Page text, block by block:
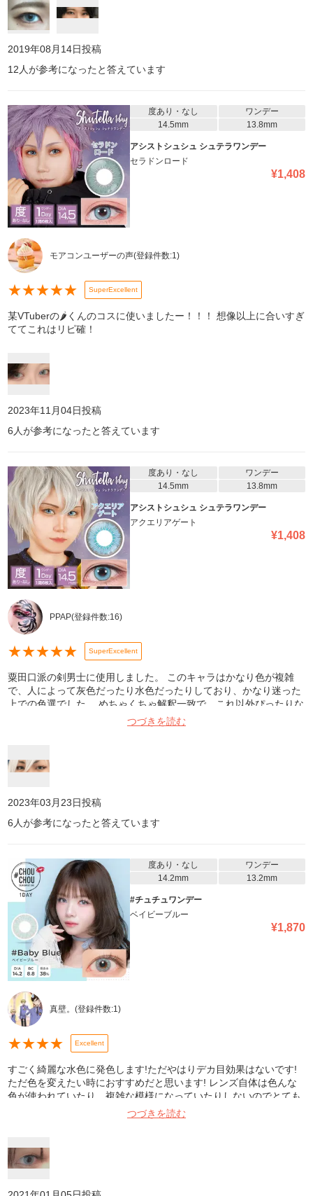
2019年08月14日投稿
12 人が参考になったと答えています
度あり・なし
ワンデー
14.5mm
13.8mm
アシストシュシュ シュテラワンデー
セラドンロード
¥1,408
モアコンユーザーの声(登録件数:1)
★★★★★ SuperExcellent
某VTuberの🌶くんのコスに使いましたー！！！ 想像以上に合いすぎ
ててこれはリピ確！
2023年11月04日投稿
6 人が参考になったと答えています
度あり・なし
ワンデー
14.5mm
13.8mm
アシストシュシュ シュテラワンデー
アクエリアゲート
¥1,408
PPAP(登録件数:16)
★★★★★ SuperExcellent
粟田口派の剣男士に使用しました。 このキャラはかなり色が複雑
で、人によって灰色だったり水色だったりしており、かなり迷った
上での色選でした。 めちゃくちゃ解釈一致で、これ以外ぴったりな
色はない！と個人的には思っています！ 目の大きさもちょうどよ
く、男性キャラにもめちゃくちゃ使えます！色の多さは業界一でき
てます。
つづきを読む
2023年03月23日投稿
6 人が参考になったと答えています
度あり・なし
ワンデー
14.2mm
13.2mm
#チュチュワンデー
ベイビーブルー
¥1,870
真壁。 (登録件数:1)
★★★★ Excellent
すごく綺麗な水色に発色します!ただやはりデカ目効果はないです!
ただ色を変えたい時におすすめだと思います! レンズ自体は色んな
色が使われていたり、複雑な模様になっていたりしないのでとても
シンプルです! 使用感としては私は少しゴロゴロしました。 つけた
感じや、レンズを出した感じでも少しレンズが厚いかな…という感
ないので装着のしやすさは感じました! それと私だけなのか分かり
ませんがとてもカラコンの入っている容器の蓋が硬くて開けるのに
多々… その他はそこまで気になったりしたものはありません。
つづきを読む